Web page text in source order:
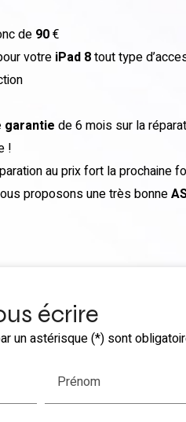
de 90€
votre iPad 8tout type
garantie de 6 mois sur la
!
au prix fort la prochaine
proposons une très bonne
écrire
un astérisque (*) sont
Prénom